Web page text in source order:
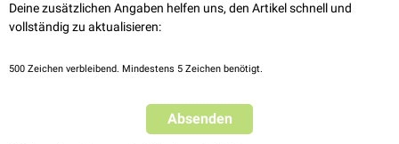
Deine zusätzlichen Angaben helfen uns, den Artikel schnell und
vollständig zu aktualisieren:
500 Zeichen verbleibend. Mindestens 5 Zeichen benötigt.
Absenden